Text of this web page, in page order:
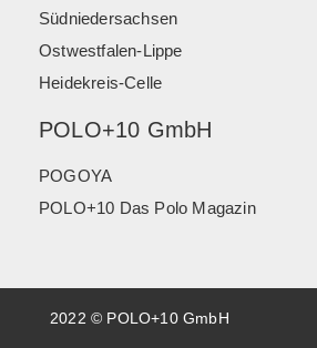
Südniedersachsen
Ostwestfalen-Lippe
Heidekreis-Celle
POLO+10 GmbH
POGOYA
POLO+10 Das Polo Magazin
2022 © POLO+10 GmbH